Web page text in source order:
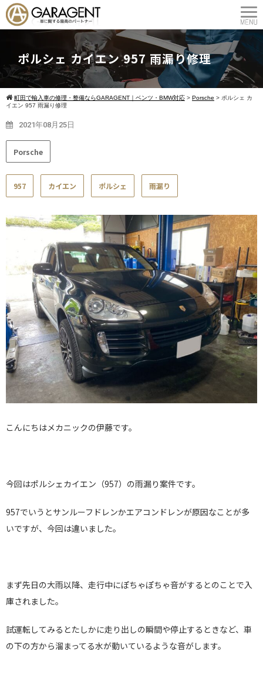
ポルシェ カイエン 957 雨漏り修理
町田で輸入車の修理・整備ならGARAGENT｜ベンツ・BMW対応 > Porsche > ポルシェ カ
イエン 957 雨漏り修理
2021年08月25日
Porsche
957 カイエン ポルシェ 雨漏り
こんにちはメカニックの伊藤です。
今回はポルシェカイエン（957）の雨漏り案件です。
957でいうとサンルーフドレンかエアコンドレンが原因なことが多
いですが、今回は違いました。
まず先日の大雨以降、走行中にぽちゃぽちゃ音がするとのことで入
庫されました。
試運転してみるとたしかに走り出しの瞬間や停止するときなど、車
の下の方から溜まってる水が動いているような音がします。